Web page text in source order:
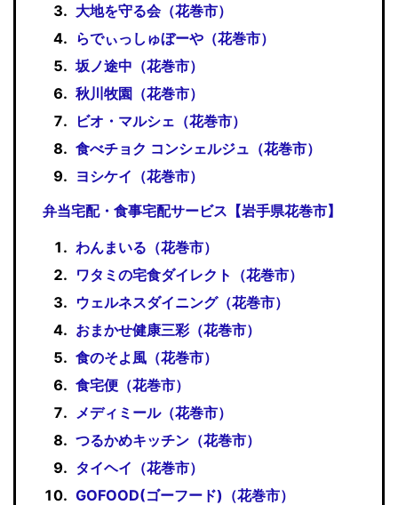
大地を守る会（花巻市）
らでぃっしゅぼーや（花巻市）
坂ノ途中（花巻市）
秋川牧園（花巻市）
ビオ・マルシェ（花巻市）
食べチョク コンシェルジュ（花巻市）
ヨシケイ（花巻市）
弁当宅配・食事宅配サービス【岩手県花巻市】
わんまいる（花巻市）
ワタミの宅食ダイレクト（花巻市）
ウェルネスダイニング（花巻市）
おまかせ健康三彩（花巻市）
食のそよ風（花巻市）
食宅便（花巻市）
メディミール（花巻市）
つるかめキッチン（花巻市）
タイヘイ（花巻市）
GOFOOD(ゴーフード)（花巻市）